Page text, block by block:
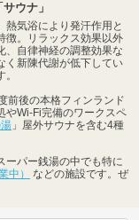
ウナ」
熱気浴により発汗作用と
徴。リラックス効果以外
、自律神経の調整効果な
く新陳代謝が低下してい
前後の本格フィンランド
やWi-Fi完備のワークスペ
」屋外サウナを含む4種
ーパー銭湯の中でも特に
中）
などの施設です。ぜ